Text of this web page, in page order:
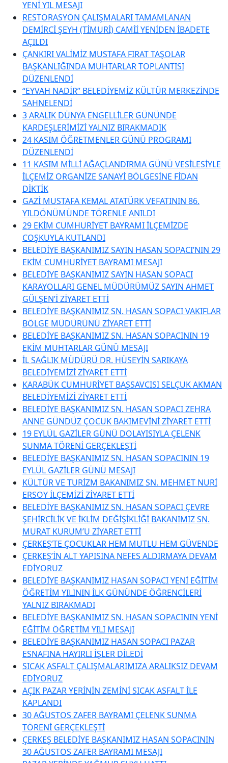
YENİ YIL MESAJI
RESTORASYON ÇALIŞMALARI TAMAMLANAN
DEMİRCİ ŞEYH (TİMURİ) CAMİİ YENİDEN İBADETE
AÇILDI
ÇANKIRI VALİMİZ MUSTAFA FIRAT TAŞOLAR
BAŞKANLIĞINDA MUHTARLAR TOPLANTISI
DÜZENLENDİ
“EYVAH NADİR” BELEDİYEMİZ KÜLTÜR MERKEZİNDE
SAHNELENDİ
3 ARALIK DÜNYA ENGELLİLER GÜNÜNDE
KARDEŞLERİMİZİ YALNIZ BIRAKMADIK
24 KASIM ÖĞRETMENLER GÜNÜ PROGRAMI
DÜZENLENDİ
11 KASIM MİLLİ AĞAÇLANDIRMA GÜNÜ VESİLESİYLE
İLÇEMİZ ORGANİZE SANAYİ BÖLGESİNE FİDAN
DİKTİK
GAZİ MUSTAFA KEMAL ATATÜRK VEFATININ 86.
YILDÖNÜMÜNDE TÖRENLE ANILDI
29 EKİM CUMHURİYET BAYRAMI İLÇEMİZDE
COŞKUYLA KUTLANDI
BELEDİYE BAŞKANIMIZ SAYIN HASAN SOPACI’NIN 29
EKİM CUMHURİYET BAYRAMI MESAJI
BELEDİYE BAŞKANIMIZ SAYIN HASAN SOPACI
KARAYOLLARI GENEL MÜDÜRÜMÜZ SAYIN AHMET
GÜLŞEN’İ ZİYARET ETTİ
BELEDİYE BAŞKANIMIZ SN. HASAN SOPACI VAKIFLAR
BÖLGE MÜDÜRÜNÜ ZİYARET ETTİ
BELEDİYE BAŞKANIMIZ SN. HASAN SOPACININ 19
EKİM MUHTARLAR GÜNÜ MESAJI
İL SAĞLIK MÜDÜRÜ DR. HÜSEYİN SARIKAYA
BELEDİYEMİZİ ZİYARET ETTİ
KARABÜK CUMHURİYET BAŞSAVCISI SELÇUK AKMAN
BELEDİYEMİZİ ZİYARET ETTİ
BELEDİYE BAŞKANIMIZ SN. HASAN SOPACI ZEHRA
ANNE GÜNDÜZ ÇOCUK BAKIMEVİNİ ZİYARET ETTİ
19 EYLÜL GAZİLER GÜNÜ DOLAYISIYLA ÇELENK
SUNMA TÖRENİ GERÇEKLEŞTİ
BELEDİYE BAŞKANIMIZ SN. HASAN SOPACININ 19
EYLÜL GAZİLER GÜNÜ MESAJI
KÜLTÜR VE TURİZM BAKANIMIZ SN. MEHMET NURİ
ERSOY İLÇEMİZİ ZİYARET ETTİ
BELEDİYE BAŞKANIMIZ SN. HASAN SOPACI ÇEVRE
ŞEHİRCİLİK VE İKLİM DEĞİŞİKLİĞİ BAKANIMIZ SN.
MURAT KURUM’U ZİYARET ETTİ
ÇERKEŞ’TE ÇOCUKLAR HEM MUTLU HEM GÜVENDE
ÇERKEŞ’İN ALT YAPISINA NEFES ALDIRMAYA DEVAM
EDİYORUZ
BELEDİYE BAŞKANIMIZ HASAN SOPACI YENİ EĞİTİM
ÖĞRETİM YILININ İLK GÜNÜNDE ÖĞRENCİLERİ
YALNIZ BIRAKMADI
BELEDİYE BAŞKANIMIZ SN. HASAN SOPACININ YENİ
EĞİTİM ÖĞRETİM YILI MESAJI
BELEDİYE BAŞKANIMIZ HASAN SOPACI PAZAR
ESNAFINA HAYIRLI İŞLER DİLEDİ
SICAK ASFALT ÇALIŞMALARIMIZA ARALIKSIZ DEVAM
EDİYORUZ
AÇIK PAZAR YERİNİN ZEMİNİ SICAK ASFALT İLE
KAPLANDI
30 AĞUSTOS ZAFER BAYRAMI ÇELENK SUNMA
TÖRENİ GERÇEKLEŞTİ
ÇERKEŞ BELEDİYE BAŞKANIMIZ HASAN SOPACININ
30 AĞUSTOS ZAFER BAYRAMI MESAJI